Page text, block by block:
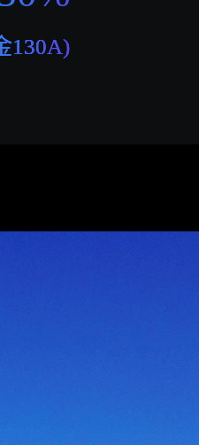
130A)